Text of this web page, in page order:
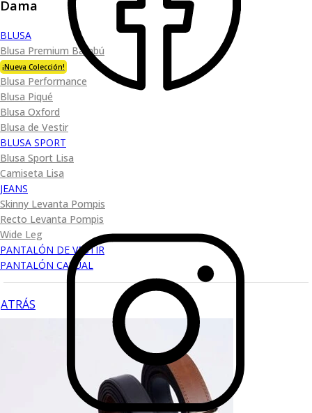
Dama
BLUSA
Blusa Premium Bambú
¡Nueva Colección!
Blusa Performance
Blusa Piqué
Blusa Oxford
Blusa de Vestir
BLUSA SPORT
Blusa Sport Lisa
Camiseta Lisa
JEANS
Skinny Levanta Pompis
Recto Levanta Pompis
Wide Leg
PANTALÓN DE VESTIR
PANTALÓN CASUAL
ATRÁS